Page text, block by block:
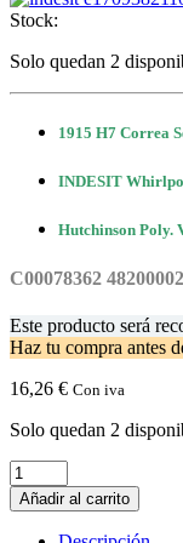
Stock:
Solo quedan 2
1915 H7 Correa
INDESIT
Hutchinson Poly.
C00078362
Este producto será
Haz tu compra antes
16,26 € Con iva
Solo quedan 2
1915
H7
Correa
Secadora
Añadir al carrito